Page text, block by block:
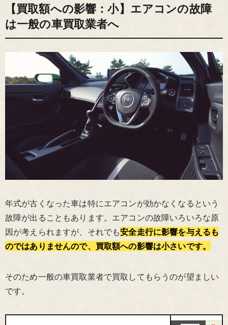
【買取額への影響：小】エアコンの故障
は一般の車買取業者へ
年式が古くなった車は特にエアコンが効かなくなるという
故障が出ることもあります。エアコンの故障いろいろな原
因が考えられますが、それでも安全走行に影響を与えるも
のではありませんので、買取額への影響は小さいです。
そのため一般の車買取業者で買取してもらうのが望ましい
です。